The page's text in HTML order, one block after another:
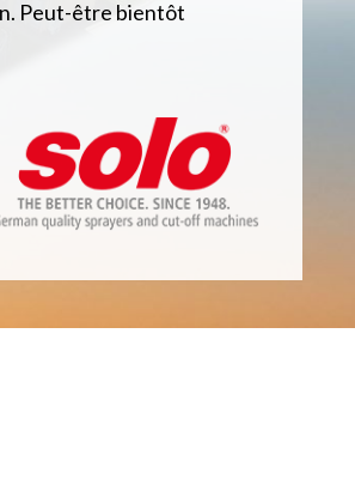
Peut-être bientôt